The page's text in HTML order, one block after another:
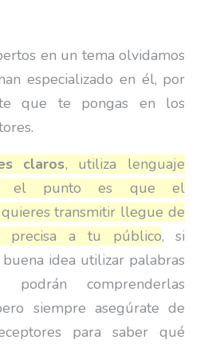
en un tema olvidamos
especializado en él, por
que te pongas en los
claros, utiliza lenguaje
el punto es que el
transmitir llegue de
precisa a tu público, si
idea utilizar palabras
podrán comprenderlas
siempre asegúrate de
para saber qué